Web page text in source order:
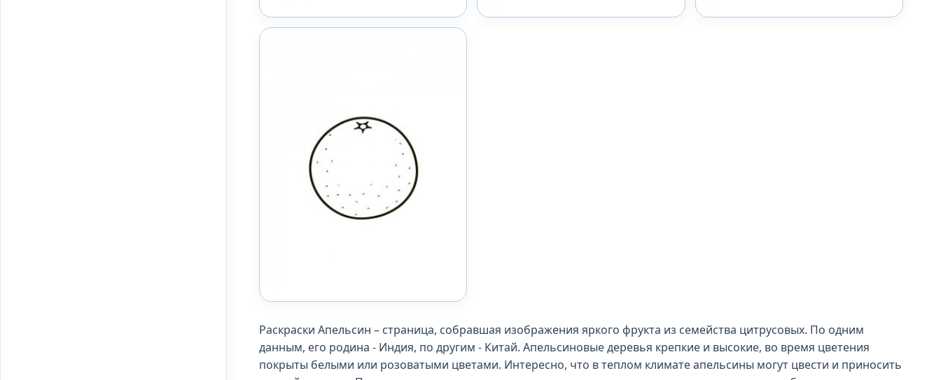
Раскраски Апельсин – страница, собравшая изображения яркого фрукта из семейства цитрусовых. По одним
данным, его родина - Индия, по другим - Китай. Апельсиновые деревья крепкие и высокие, во время цветения
покрыты белыми или розоватыми цветами. Интересно, что в теплом климате апельсины могут цвести и приносить